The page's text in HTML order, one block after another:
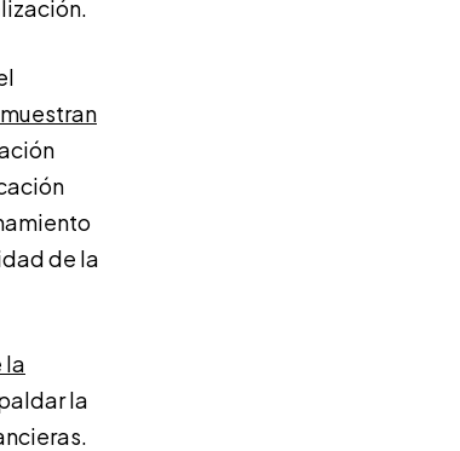
de la
la
la